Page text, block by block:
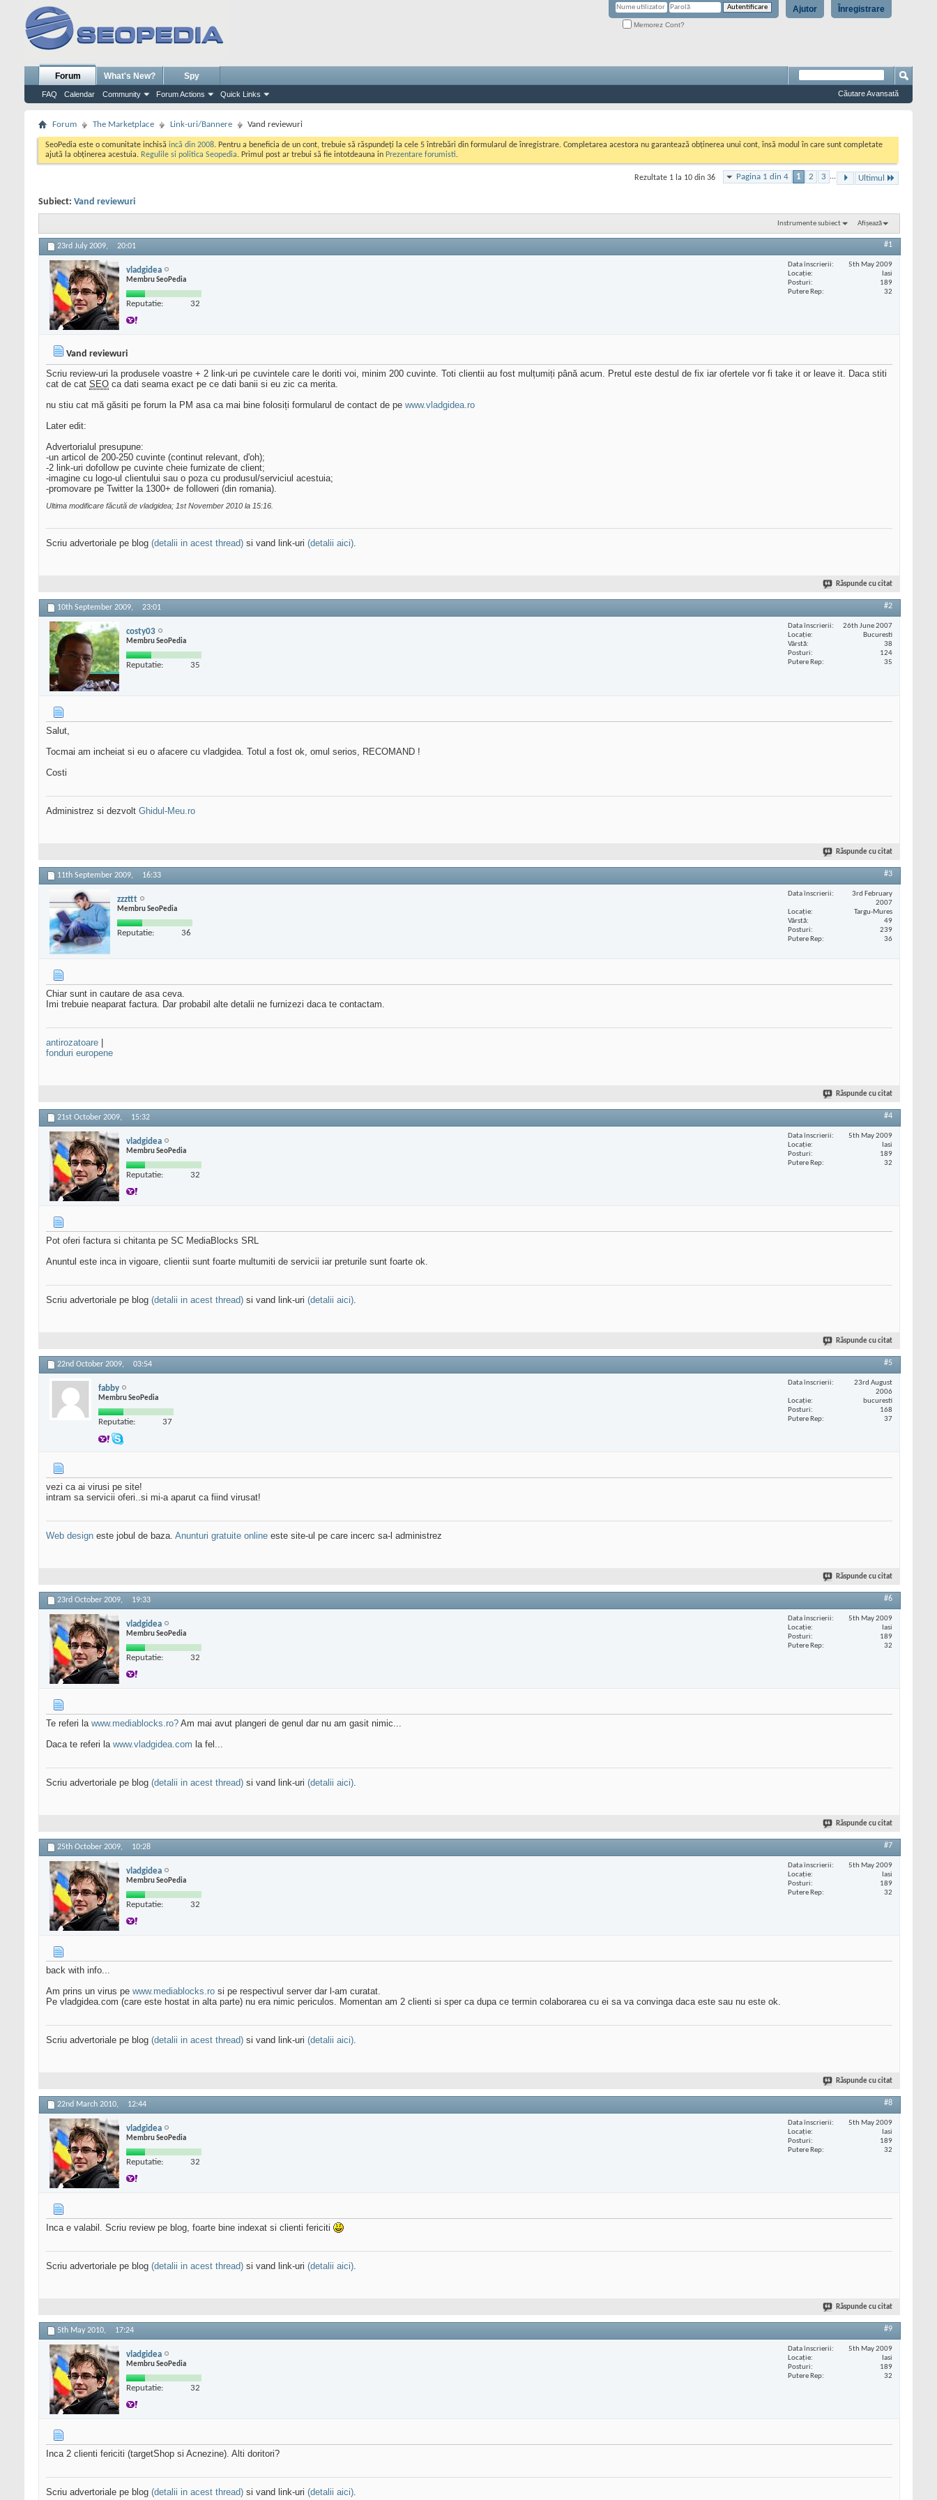
Înregistrare
Ajutor
Memorez Cont?
Forum
FAQ Calendar Community Forum Actions Quick Links
What's New? Spy
Căutare Avansată
Forum The Marketplace Link-uri/Bannere Vand reviewuri
SeoPedia este o comunitate inchisă incă din 2008. Pentru a beneficia de un cont, trebuie să răspundeți la cele 5 întrebări din formularul de înregistrare. Completarea acestora nu garantează obținerea unui cont, însă modul în care sunt completate
ajută la obținerea acestuia. Regulile si politica Seopedia. Primul post ar trebui să fie intotdeauna in Prezentare forumisti.
Pagina 1 din 4 1 2 3 ... Ultimul
Rezultate 1 la 10 din 36
Subiect: Vand reviewuri
Instrumente subiect Afișează
23rd July 2009, 20:01 #1
vladgidea
Membru SeoPedia
Reputatie: 32
Data înscrierii
5th May 2009
Locaţie
Iasi
Posturi
189
Putere Rep
32
Vand reviewuri
Scriu review-uri la produsele voastre + 2 link-uri pe cuvintele care le doriti voi, minim 200 cuvinte. Toti clientii au fost mulțumiți până acum. Pretul este destul de fix iar ofertele vor fi take it or leave it. Daca stiti
cat de cat SEO ca dati seama exact pe ce dati banii si eu zic ca merita.
nu stiu cat mă găsiti pe forum la PM asa ca mai bine folosiți formularul de contact de pe www.vladgidea.ro
Later edit:
Advertorialul presupune:
-un articol de 200-250 cuvinte (continut relevant, d'oh);
-2 link-uri dofollow pe cuvinte cheie furnizate de client;
-imagine cu logo-ul clientului sau o poza cu produsul/serviciul acestuia;
-promovare pe Twitter la 1300+ de followeri (din romania).
Ultima modificare făcută de vladgidea; 1st November 2010 la 15:16
Scriu advertoriale pe blog (detalii in acest thread) si vand link-uri (detalii aici).
Răspunde cu citat
10th September 2009, 23:01 #2
costy03
Membru SeoPedia
Reputatie: 35
Data înscrierii
26th June 2007
Locaţie
Bucuresti
Vârstă
38
Posturi
124
Putere Rep
35
Salut,
Tocmai am incheiat si eu o afacere cu vladgidea. Totul a fost ok, omul serios, RECOMAND !
Costi
Administrez si dezvolt Ghidul-Meu.ro
Răspunde cu citat
11th September 2009, 16:33 #3
zzzttt
Membru SeoPedia
Reputatie: 36
Data înscrierii
3rd February
2007
Locaţie
Targu-Mures
Vârstă
49
Posturi
239
Putere Rep
36
Chiar sunt in cautare de asa ceva.
Imi trebuie neaparat factura. Dar probabil alte detalii ne furnizezi daca te contactam.
antirozatoare
fonduri europene
Răspunde cu citat
21st October 2009, 15:32 #4
vladgidea
Membru SeoPedia
Reputatie: 32
Data înscrierii
5th May 2009
Locaţie
Iasi
Posturi
189
Putere Rep
32
Pot oferi factura si chitanta pe SC MediaBlocks SRL
Anuntul este inca in vigoare, clientii sunt foarte multumiti de servicii iar preturile sunt foarte ok.
Scriu advertoriale pe blog (detalii in acest thread) si vand link-uri (detalii aici).
Răspunde cu citat
22nd October 2009, 03:54 #5
fabby
Membru SeoPedia
Reputatie: 37
Data înscrierii
23rd August
2006
Locaţie
bucuresti
Posturi
168
Putere Rep
37
vezi ca ai virusi pe site!
intram sa servicii oferi..si mi-a aparut ca fiind virusat!
Web design este jobul de baza. Anunturi gratuite online este site-ul pe care incerc sa-l administrez
Răspunde cu citat
23rd October 2009, 19:33 #6
vladgidea
Membru SeoPedia
Reputatie: 32
Data înscrierii
5th May 2009
Locaţie
Iasi
Posturi
189
Putere Rep
32
Te referi la www.mediablocks.ro? Am mai avut plangeri de genul dar nu am gasit nimic...
Daca te referi la www.vladgidea.com la fel...
Scriu advertoriale pe blog (detalii in acest thread) si vand link-uri (detalii aici).
Răspunde cu citat
25th October 2009, 10:28 #7
vladgidea
Membru SeoPedia
Reputatie: 32
Data înscrierii
5th May 2009
Locaţie
Iasi
Posturi
189
Putere Rep
32
back with info...
Am prins un virus pe www.mediablocks.ro si pe respectivul server dar l-am curatat.
Pe vladgidea.com (care este hostat in alta parte) nu era nimic periculos. Momentan am 2 clienti si sper ca dupa ce termin colaborarea cu ei sa va convinga daca este sau nu este ok.
Scriu advertoriale pe blog (detalii in acest thread) si vand link-uri (detalii aici).
Răspunde cu citat
22nd March 2010, 12:44 #8
vladgidea
Membru SeoPedia
Reputatie: 32
Data înscrierii
5th May 2009
Locaţie
Iasi
Posturi
189
Putere Rep
32
Inca e valabil. Scriu review pe blog, foarte bine indexat si clienti fericiti
Scriu advertoriale pe blog (detalii in acest thread) si vand link-uri (detalii aici).
Răspunde cu citat
5th May 2010, 17:24 #9
vladgidea
Membru SeoPedia
Reputatie: 32
Data înscrierii
5th May 2009
Locaţie
Iasi
Posturi
189
Putere Rep
32
Inca 2 clienti fericiti (targetShop si Acnezine). Alti doritori?
Scriu advertoriale pe blog (detalii in acest thread) si vand link-uri (detalii aici).